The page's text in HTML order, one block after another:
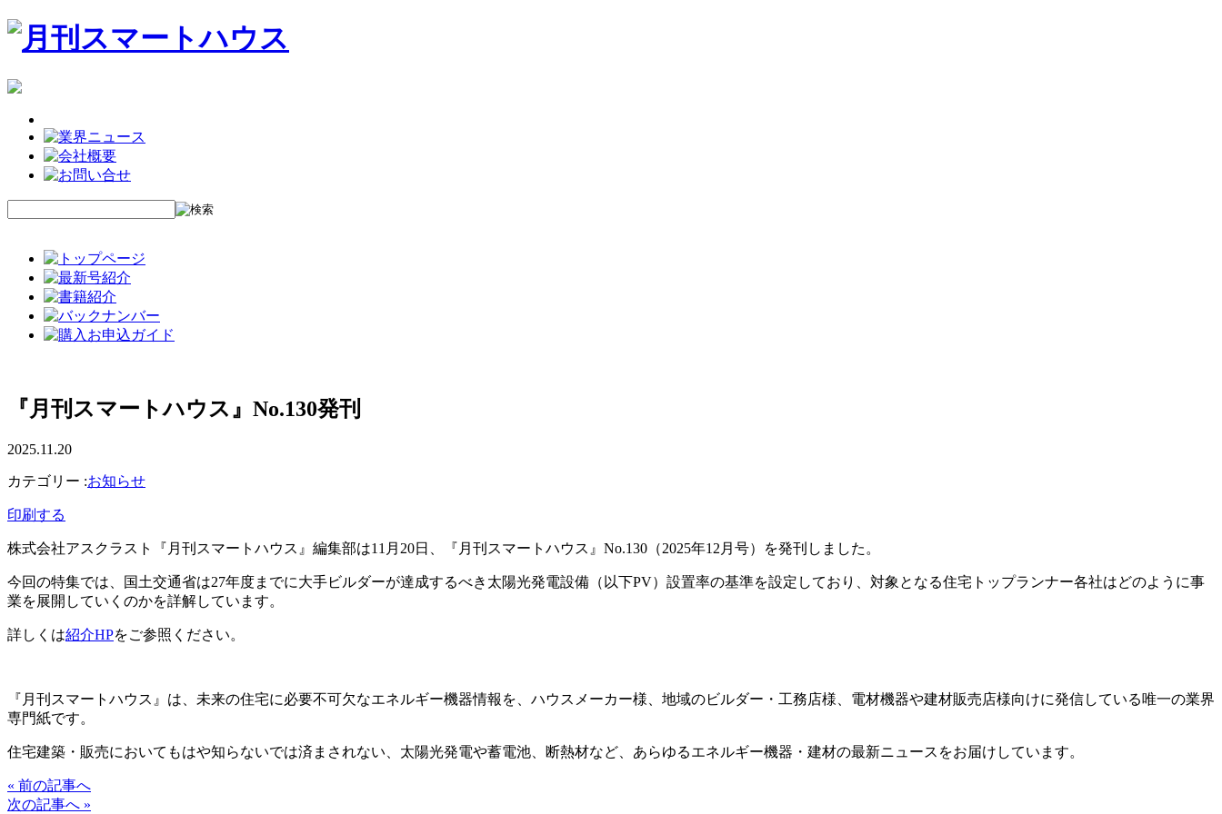
『月刊スマートハウス』No.130発刊
2025.11.20
カテゴリー :お知らせ
印刷する
株式会社アスクラスト『月刊スマートハウス』編集部は11月20日、『月刊スマートハウス』No.130（2025年12月号）を発刊しました。
今回の特集では、国土交通省は27年度までに大手ビルダーが達成するべき太陽光発電設備（以下PV）設置率の基準を設定しており、対象となる住宅トップランナー各社はどのように事
業を展開していくのかを詳解しています。
詳しくは紹介HPをご参照ください。
『月刊スマートハウス』は、未来の住宅に必要不可欠なエネルギー機器情報を、ハウスメーカー様、地域のビルダー・工務店様、電材機器や建材販売店様向けに発信している唯一の業界
専門紙です。
住宅建築・販売においてもはや知らないでは済まされない、太陽光発電や蓄電池、断熱材など、あらゆるエネルギー機器・建材の最新ニュースをお届けしています。
« 前の記事へ
次の記事へ »